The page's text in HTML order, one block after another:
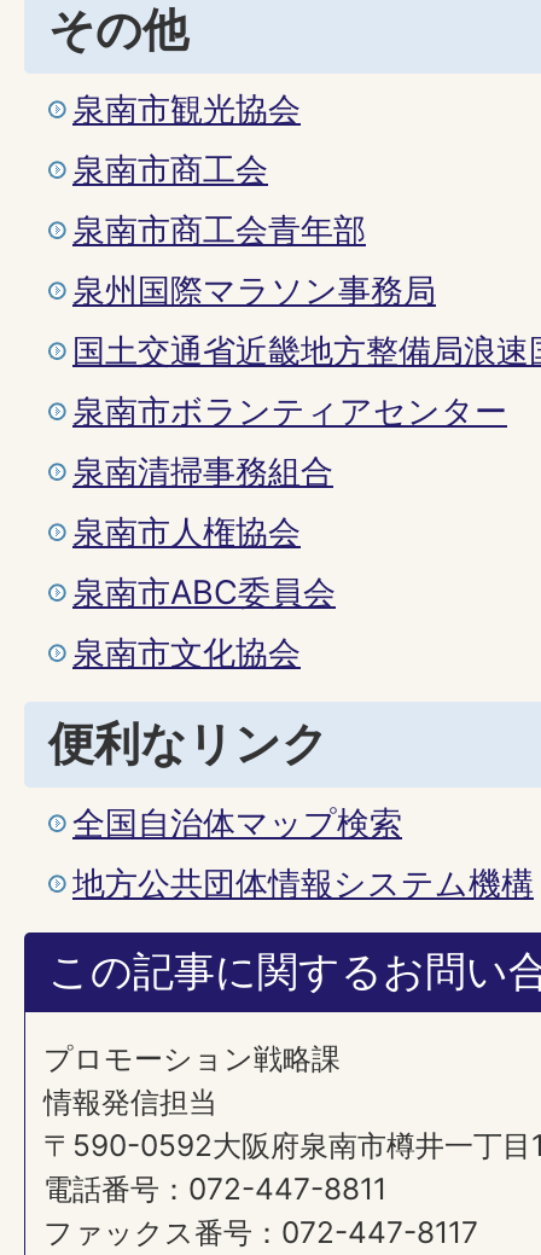
その他
泉南市観光協会
泉南市商工会
泉南市商工会青年部
泉州国際マラソン事務局
国土交通省近畿地方整備局浪速
泉南市ボランティアセンター
泉南清掃事務組合
泉南市人権協会
泉南市ABC委員会
泉南市文化協会
便利なリンク
全国自治体マップ検索
地方公共団体情報システム機構
この記事に関するお問い
プロモーション戦略課
情報発信担当
〒590-0592大阪府泉南市樽井一丁目
電話番号：072-447-8811
ファックス番号：072-447-8117